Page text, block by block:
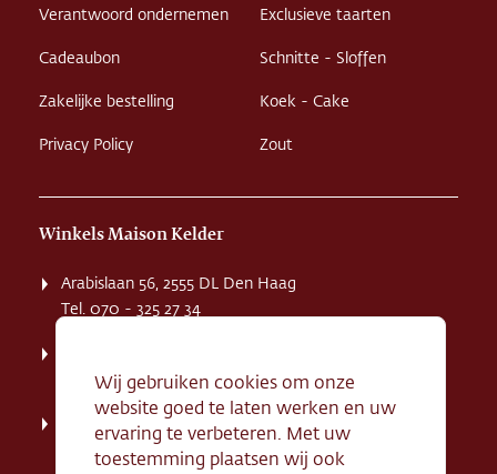
Verantwoord ondernemen
Cadeaubon
Zakelijke bestelling
Privacy Policy
Exclusieve taarten
Schnitte - Sloffen
Koek - Cake
Zout
Winkels Maison Kelder
Arabislaan 56, 2555 DL Den Haag
Tel. 070 - 325 27 34
Tel. 070 - 324 94 09
Kerkstraat 71, 2242 HD Wassenaar
Tel. 070 - 517 95 07
Wij gebruiken cookies om onze
website goed te laten werken en uw
ervaring te verbeteren. Met uw
toestemming plaatsen wij ook